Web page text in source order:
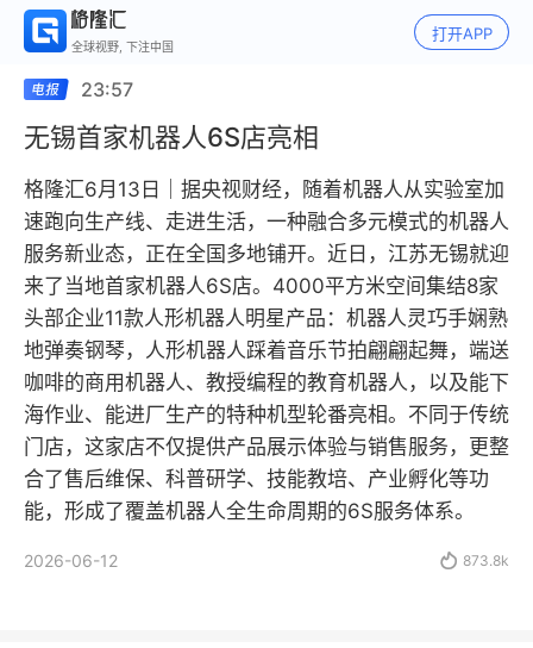
全球视野, 下注中国
打开APP
23:57
无锡首家机器人6S店亮相
格隆汇6月13日｜据央视财经，随着机器人从实验室加
速跑向生产线、走进生活，一种融合多元模式的机器人
服务新业态，正在全国多地铺开。近日，江苏无锡就迎
来了当地首家机器人6S店。4000平方米空间集结8家
头部企业11款人形机器人明星产品：机器人灵巧手娴熟
地弹奏钢琴，人形机器人踩着音乐节拍翩翩起舞，端送
咖啡的商用机器人、教授编程的教育机器人，以及能下
海作业、能进厂生产的特种机型轮番亮相。不同于传统
门店，这家店不仅提供产品展示体验与销售服务，更整
合了售后维保、科普研学、技能教培、产业孵化等功
能，形成了覆盖机器人全生命周期的6S服务体系。
2026-06-12  873.8k